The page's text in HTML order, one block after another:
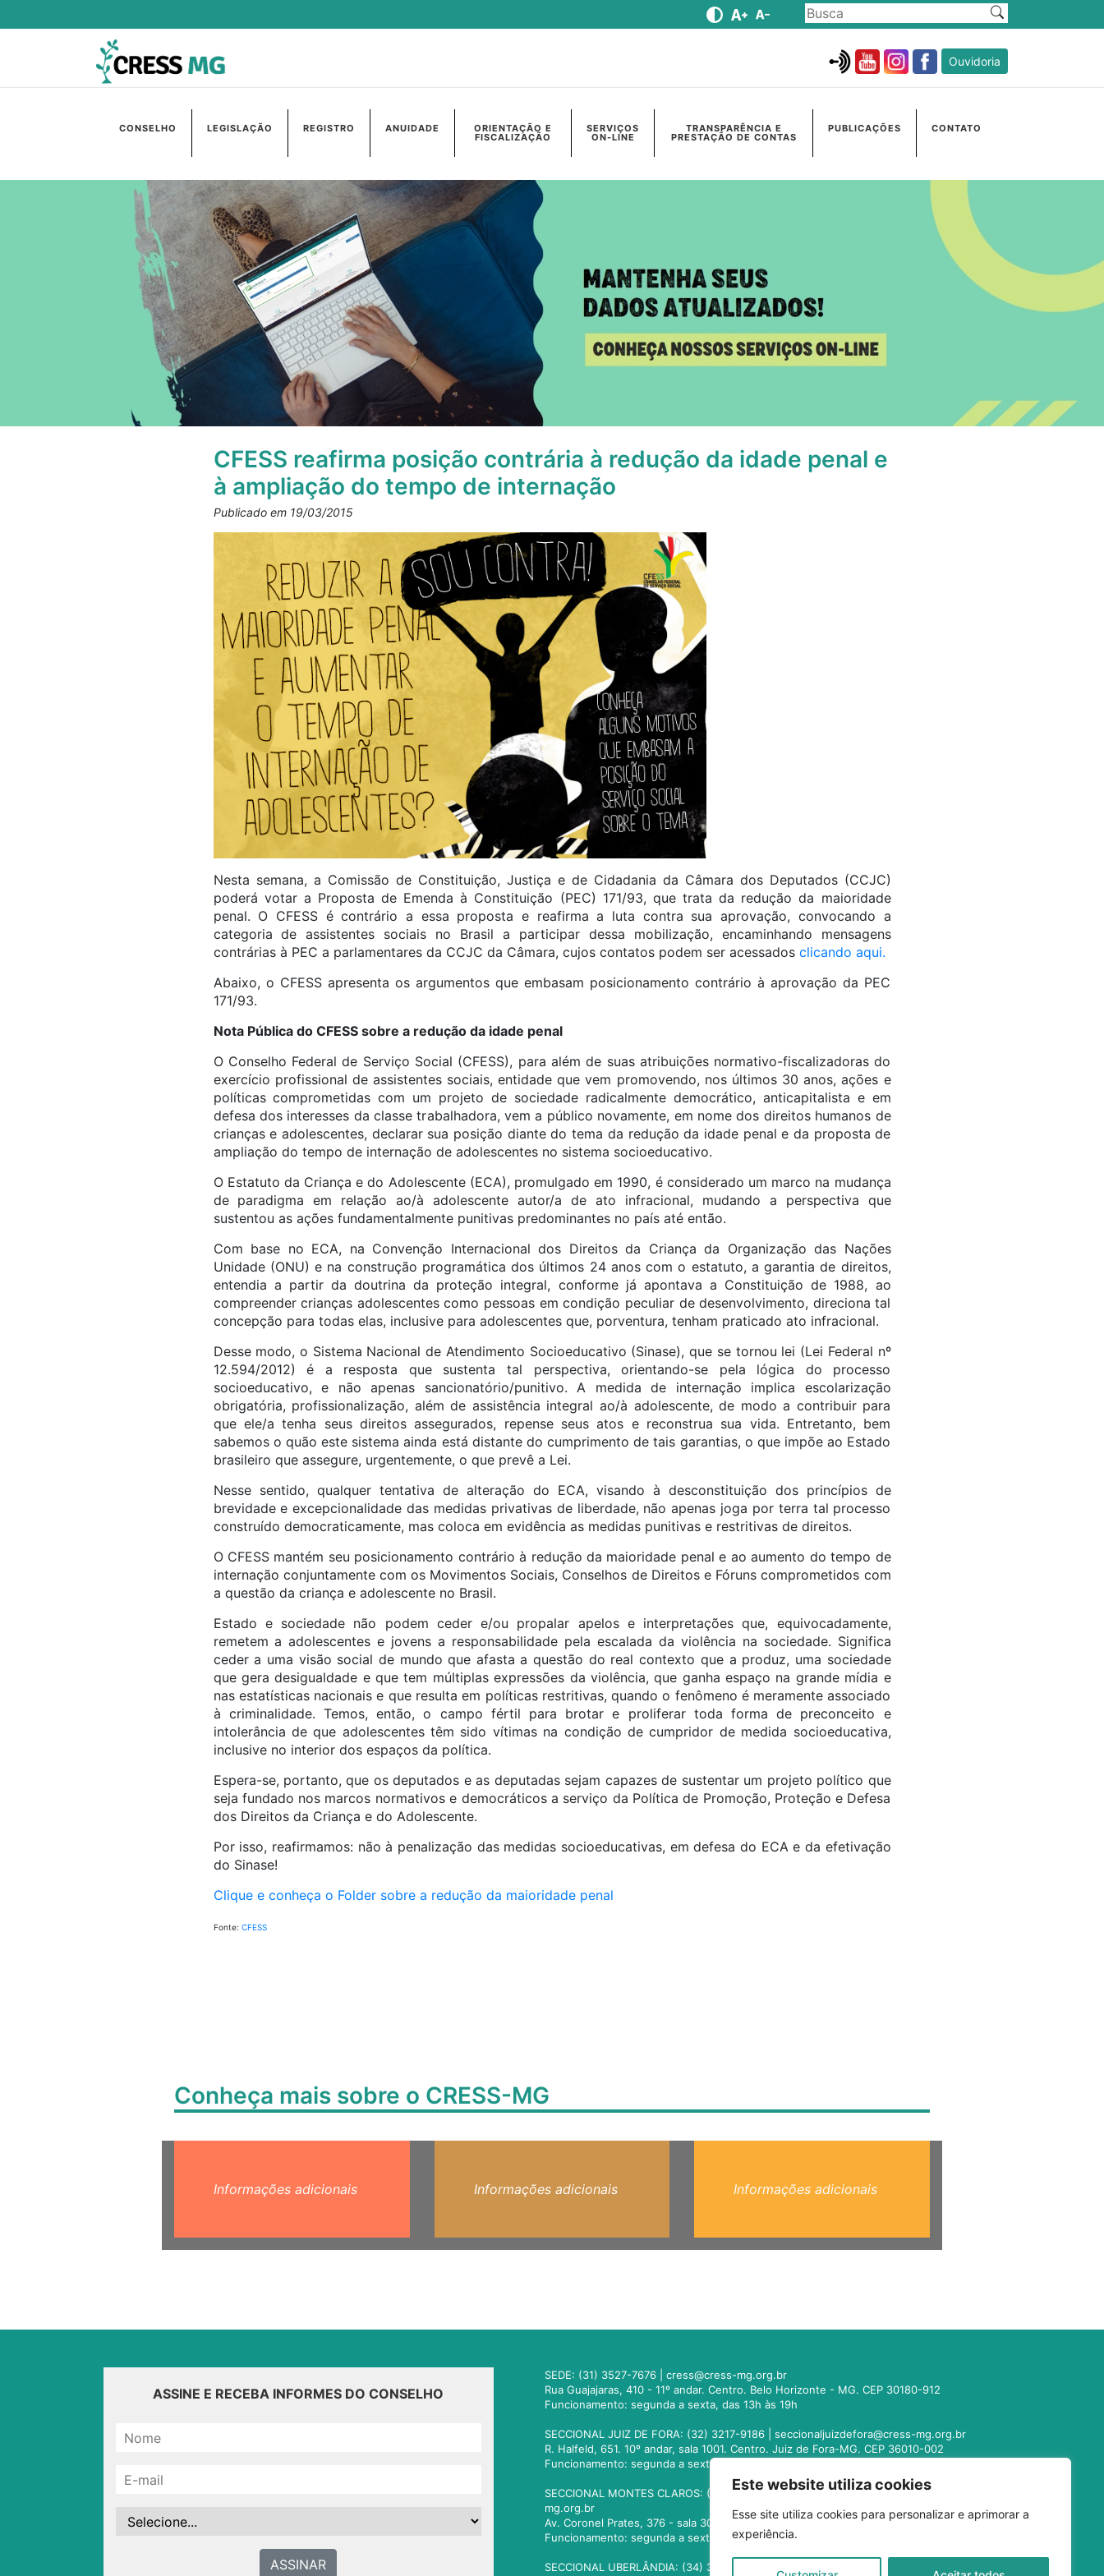
Este website utiliza cookies
Esse site utiliza cookies para personalizar e aprimorar a
experiência.
Ouvidoria
CONSELHO LEGISLAÇÃO REGISTRO ANUIDADE ORIENTAÇÃO E
FISCALIZAÇÃO
SERVIÇOS
ON-LINE
TRANSPARÊNCIA E
PRESTAÇÃO DE CONTAS
PUBLICAÇÕES CONTATO
CFESS reafirma posição contrária à redução da idade penal e
à ampliação do tempo de internação
Publicado em 19/03/2015
Nesta semana, a Comissão de Constituição, Justiça e de Cidadania da Câmara dos Deputados (CCJC)
poderá votar a Proposta de Emenda à Constituição (PEC) 171/93, que trata da redução da maioridade
penal. O CFESS é contrário a essa proposta e reafirma a luta contra sua aprovação, convocando a
categoria de assistentes sociais no Brasil a participar dessa mobilização, encaminhando mensagens
contrárias à PEC a parlamentares da CCJC da Câmara, cujos contatos podem ser acessados clicando aqui.
Abaixo, o CFESS apresenta os argumentos que embasam posicionamento contrário à aprovação da PEC
171/93.
Nota Pública do CFESS sobre a redução da idade penal
O Conselho Federal de Serviço Social (CFESS), para além de suas atribuições normativo-fiscalizadoras do
exercício profissional de assistentes sociais, entidade que vem promovendo, nos últimos 30 anos, ações e
políticas comprometidas com um projeto de sociedade radicalmente democrático, anticapitalista e em
defesa dos interesses da classe trabalhadora, vem a público novamente, em nome dos direitos humanos de
crianças e adolescentes, declarar sua posição diante do tema da redução da idade penal e da proposta de
ampliação do tempo de internação de adolescentes no sistema socioeducativo.
O Estatuto da Criança e do Adolescente (ECA), promulgado em 1990, é considerado um marco na mudança
de paradigma em relação ao/à adolescente autor/a de ato infracional, mudando a perspectiva que
sustentou as ações fundamentalmente punitivas predominantes no país até então.
Com base no ECA, na Convenção Internacional dos Direitos da Criança da Organização das Nações
Unidade (ONU) e na construção programática dos últimos 24 anos com o estatuto, a garantia de direitos,
entendia a partir da doutrina da proteção integral, conforme já apontava a Constituição de 1988, ao
compreender crianças adolescentes como pessoas em condição peculiar de desenvolvimento, direciona tal
concepção para todas elas, inclusive para adolescentes que, porventura, tenham praticado ato infracional.
Desse modo, o Sistema Nacional de Atendimento Socioeducativo (Sinase), que se tornou lei (Lei Federal nº
12.594/2012) é a resposta que sustenta tal perspectiva, orientando-se pela lógica do processo
socioeducativo, e não apenas sancionatório/punitivo. A medida de internação implica escolarização
obrigatória, profissionalização, além de assistência integral ao/à adolescente, de modo a contribuir para
que ele/a tenha seus direitos assegurados, repense seus atos e reconstrua sua vida. Entretanto, bem
sabemos o quão este sistema ainda está distante do cumprimento de tais garantias, o que impõe ao Estado
brasileiro que assegure, urgentemente, o que prevê a Lei.
Nesse sentido, qualquer tentativa de alteração do ECA, visando à desconstituição dos princípios de
brevidade e excepcionalidade das medidas privativas de liberdade, não apenas joga por terra tal processo
construído democraticamente, mas coloca em evidência as medidas punitivas e restritivas de direitos.
O CFESS mantém seu posicionamento contrário à redução da maioridade penal e ao aumento do tempo de
internação conjuntamente com os Movimentos Sociais, Conselhos de Direitos e Fóruns comprometidos com
a questão da criança e adolescente no Brasil.
Estado e sociedade não podem ceder e/ou propalar apelos e interpretações que, equivocadamente,
remetem a adolescentes e jovens a responsabilidade pela escalada da violência na sociedade. Significa
ceder a uma visão social de mundo que afasta a questão do real contexto que a produz, uma sociedade
que gera desigualdade e que tem múltiplas expressões da violência, que ganha espaço na grande mídia e
nas estatísticas nacionais e que resulta em políticas restritivas, quando o fenômeno é meramente associado
à criminalidade. Temos, então, o campo fértil para brotar e proliferar toda forma de preconceito e
intolerância de que adolescentes têm sido vítimas na condição de cumpridor de medida socioeducativa,
inclusive no interior dos espaços da política.
Espera-se, portanto, que os deputados e as deputadas sejam capazes de sustentar um projeto político que
seja fundado nos marcos normativos e democráticos a serviço da Política de Promoção, Proteção e Defesa
dos Direitos da Criança e do Adolescente.
Por isso, reafirmamos: não à penalização das medidas socioeducativas, em defesa do ECA e da efetivação
do Sinase!
Clique e conheça o Folder sobre a redução da maioridade penal
Fonte: CFESS
Conheça mais sobre o CRESS-MG
Informações adicionais Informações adicionais Informações adicionais
ASSINE E RECEBA INFORMES DO CONSELHO
ASSINAR
SEDE: (31) 3527-7676 |cress@cress-mg.org.br
Rua Guajajaras, 410 - 11º andar. Centro. Belo Horizonte - MG. CEP 30180-912
Funcionamento: segunda a sexta, das 13h às 19h
SECCIONAL JUIZ DE FORA: (32) 3217-9186 |seccionaljuizdefora@cress-mg.org.br
R. Halfeld, 651. 10º andar, sala 1001. Centro. Juiz de Fora-MG. CEP 36010-002
Funcionamento: segunda a sexta, das 13h às 19h
SECCIONAL MONTES CLAROS: (38) 3221-9358 |seccionalmontesclaros@cress-
mg.org.br
Av. Coronel Prates, 376 - sala 301. Centro. Montes Claros - MG. CEP 39400-104
Funcionamento: segunda a sexta, das 13h às 19h
SECCIONAL UBERLÂNDIA: (34) 3236-3024 |
seccionaluberlandia@cress-mg.org.br